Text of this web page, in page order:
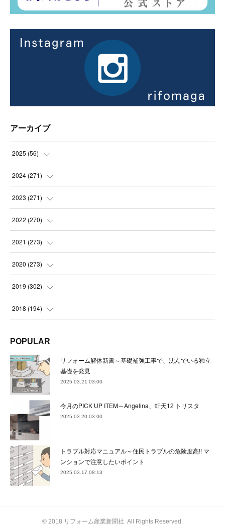
アーカイブ
2025 (56)
(14
(21
(21
2024 (271)
(21
(22
(23
(22
(24)
22)
(22)
(22)
(25
2023 (271)
(22
(23
(23
(21
(23 )
(24
(21
(24)
(21
( 23)
2022 (270)
(23
(23
(22
(23
(22 )
(23
(23
(22)
(24
( 21)
(20)
2021 (273)
(24
(23
(22
(23)
(23
(22)
(23
( 24)
(21)
2020 (273)
(24
(22
(22)
(24
(24)
(23
( 21)
(22)
)
2019 (302)
(23
(22)
(21)
(27)
(22
33)
(28)
)
2018 (194)
(17)
(32)
(36)
(30
34)
(8 )
POPULAR
リフォーム解体新書～基礎補強工事で、沈んでいる独立
基礎を発見
2025.03.21 03:00
今月のPICK UP ITEM～Angelina、軒天12 トリスタ
2025.03.20 03:00
トラブル対応マニュアル～住民トラブルの危険度高!! マ
ンションで注意したいポイント
2025.03.17 08:13
© 2018 リフォーム産業新聞社. All Rights Reserved.